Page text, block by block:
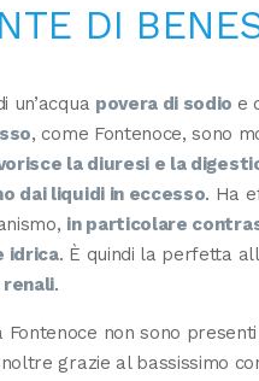
DI
un’acqua povera di sodio e
, come Fontenoce, sono
la diuresi e la
dai liquidi in eccesso. Ha
in particolare
idrica. È quindi la perfetta
.
Fontenoce non sono
grazie al bassissimo